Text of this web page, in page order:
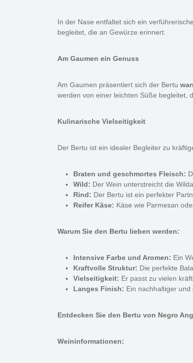
In der Nase entfaltet sich ein
begleitet, die an Gewürze erinnert.
Am Gaumen ein Genuss
Am Gaumen präsentiert sich der Bertu
werden von einer leichten Süße begleitet,
Kulinarische Vielseitigkeit
Der Bertu ist ein idealer Begleiter zu
Braten und geschmortes Fleisch:
Wild: Der Wein unterstreicht die
Rind: Der Bertu ist ein perfekter
Reifer Käse: Käse wie Parmesan
Warum Sie den Bertu lieben werden:
Intensive Farbe und Aromen: Ein
Kraftvolle Struktur: Die perfekte
Vielseitigkeit: Er passt zu vielen
Langes Finish: Ein nachhaltiger und
Entdecken Sie den Bertu von Negro
Weininformationen: